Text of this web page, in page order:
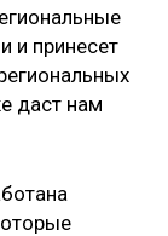
и принесет
даст нам